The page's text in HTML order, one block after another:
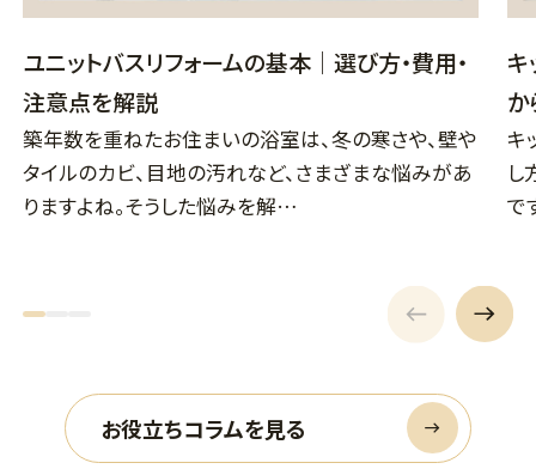
ユニットバスリフォームの基本｜選び方・費用・
注意点を解説
築年数を重ねたお住まいの浴室は、冬の寒さや、壁や
タイルのカビ、目地の汚れなど、さまざまな悩みがあ
りますよね。そうした悩みを解…
キ
キ
し
で
お役立ちコラムを見る